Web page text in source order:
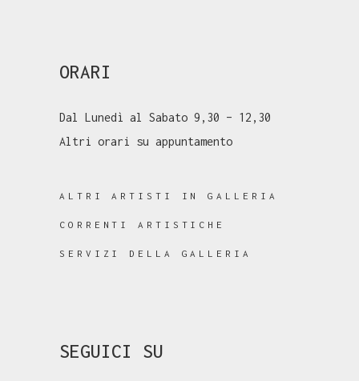
ORARI
Dal Lunedì al Sabato 9,30 – 12,30
Altri orari su appuntamento
ALTRI ARTISTI IN GALLERIA
CORRENTI ARTISTICHE
SERVIZI DELLA GALLERIA
SEGUICI SU